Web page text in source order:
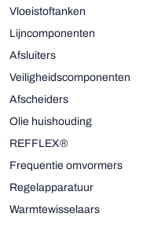
Vloeistoftanken
Lijncomponenten
Afsluiters
Veiligheidscomponenten
Afscheiders
Olie huishouding
REFFLEX®
Frequentie omvormers
Regelapparatuur
Warmtewisselaars